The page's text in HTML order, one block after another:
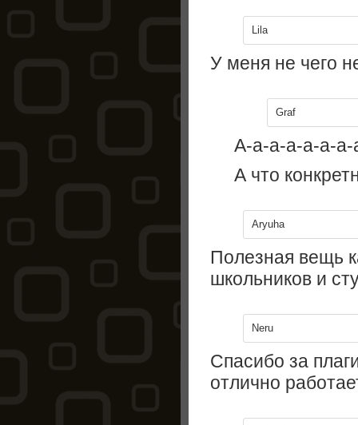
Lila
У меня не чего
Graf
А-а-а-а-а-а-а-
А что
Aryuha
Полезная вещь
школьников и
Neru
Спасибо за
отлично